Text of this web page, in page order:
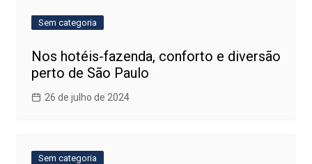
Sem categoria
Nos hotéis-fazenda, conforto e diversão
perto de São Paulo
26 de julho de 2024
Sem categoria